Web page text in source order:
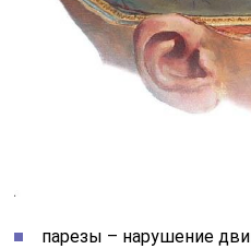
парезы – нарушение